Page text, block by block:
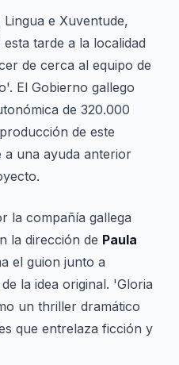
e Xuventude,
esta tarde a la localidad
de cerca al equipo de
El Gobierno gallego
de 320.000
de este
a una ayuda anterior
la compañía gallega
la dirección de Paula
el guion junto a
la idea original. 'Gloria
un thriller dramático
que entrelaza ficción y